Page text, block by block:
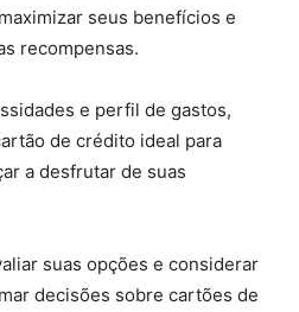
seus benefícios e
recompensas.
e perfil de gastos,
de crédito ideal para
a desfrutar de suas
suas opções e considerar
decisões sobre cartões de